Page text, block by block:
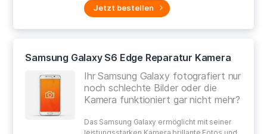
Jetzt bestellen
Samsung Galaxy S6 Edge Reparatur Kamera
Ihr Samsung Galaxy fotografiert nur
noch schlechte Bilder oder die
Kamera funktioniert gar nicht mehr?
Das Samsung Galaxy ermöglicht mit seiner